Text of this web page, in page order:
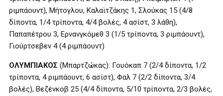
ριμπάουντ), Μήτογλου, Καλαϊτζάκης 1, Σλούκας 15 (4/8
δίποντα, 1/4 τρίποντα, 4/4 βολές, 4 ασίστ, 3 λάθη),
Παπαπέτρου 3, Ερνανγκόμεθ 3 (1/5 τρίποντα, 3 ριμπάουντ),
Γιούρτσεβεν 4 (4 ριμπάουντ)
ΟΛΥΜΠΙΑΚΟΣ (Μπαρτζώκας): Γουόκαπ 7 (2/4 δίποντα, 1/2
τρίποντα, 4 ριμπάουντ, 6 ασίστ), Φαλ 7 (2/2 δίποντα, 3/4
βολές), Βεζένκοβ 25 (4/4 δίποντα, 5/10 τρίποντα, 2/3 βολές,